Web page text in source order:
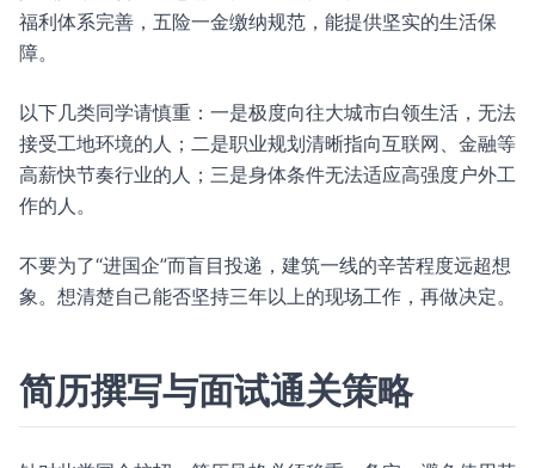
福利体系完善，五险一金缴纳规范，能提供坚实的生活保
障。
以下几类同学请慎重：一是极度向往大城市白领生活，无法
接受工地环境的人；二是职业规划清晰指向互联网、金融等
高薪快节奏行业的人；三是身体条件无法适应高强度户外工
作的人。
不要为了“进国企”而盲目投递，建筑一线的辛苦程度远超想
象。想清楚自己能否坚持三年以上的现场工作，再做决定。
简历撰写与面试通关策略